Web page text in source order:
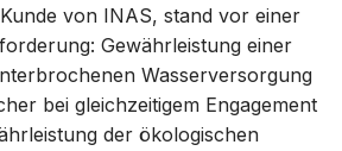
von INAS, stand vor einer
Gewährleistung einer
Wasserversorgung
bei gleichzeitigem Engagement
der ökologischen